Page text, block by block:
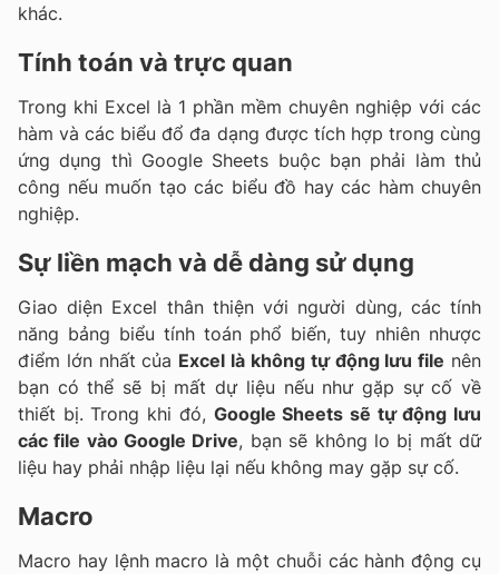
khác.
Tính toán và trực quan
Trong khi Excel là 1 phần mềm chuyên nghiệp với các
hàm và các biểu đổ đa dạng được tích hợp trong cùng
ứng dụng thì Google Sheets buộc bạn phải làm thủ
công nếu muốn tạo các biểu đồ hay các hàm chuyên
nghiệp.
Sự liền mạch và dễ dàng sử dụng
Giao diện Excel thân thiện với người dùng, các tính
năng bảng biểu tính toán phổ biến, tuy nhiên nhược
điểm lớn nhất của Excel là không tự động lưu file nên
bạn có thể sẽ bị mất dự liệu nếu như gặp sự cố về
thiết bị. Trong khi đó, Google Sheets sẽ tự động lưu
các file vào Google Drive, bạn sẽ không lo bị mất dữ
liệu hay phải nhập liệu lại nếu không may gặp sự cố.
Macro
Macro hay lệnh macro là một chuỗi các hành động cụ